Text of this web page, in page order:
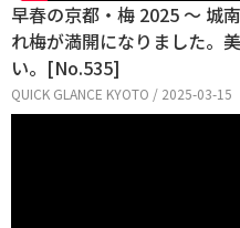
早春の京都・梅 2025 〜 城
れ梅が満開になりました。
い。[No.535]
QUICK GLANCE KYOTO / 2025-03-15